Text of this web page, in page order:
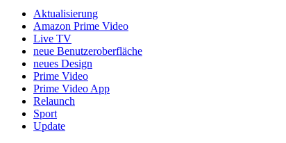
Aktualisierung
Amazon Prime Video
Live TV
neue Benutzeroberfläche
neues Design
Prime Video
Prime Video App
Relaunch
Sport
Update